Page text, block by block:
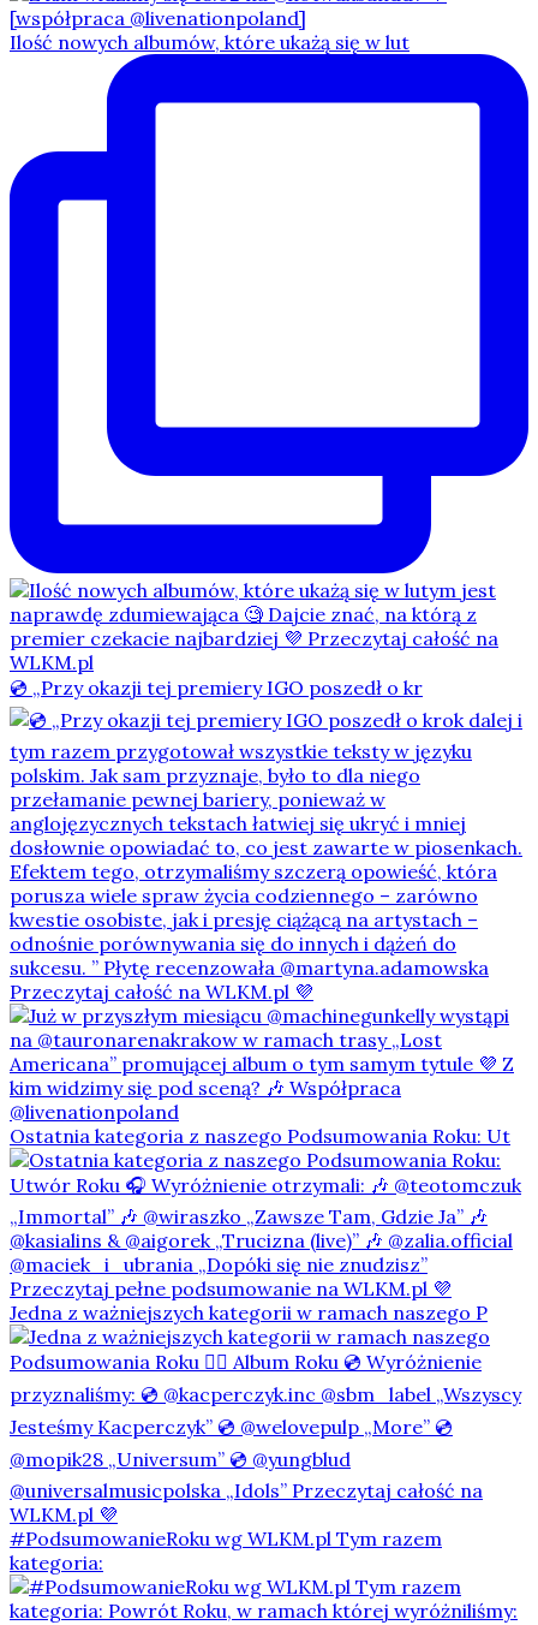
Ilość nowych albumów, które ukażą się w lut
💿 „Przy okazji tej premiery IGO poszedł o kr
Ostatnia kategoria z naszego Podsumowania Roku: Ut
Jedna z ważniejszych kategorii w ramach naszego P
#PodsumowanieRoku wg WLKM.pl Tym razem
kategoria: